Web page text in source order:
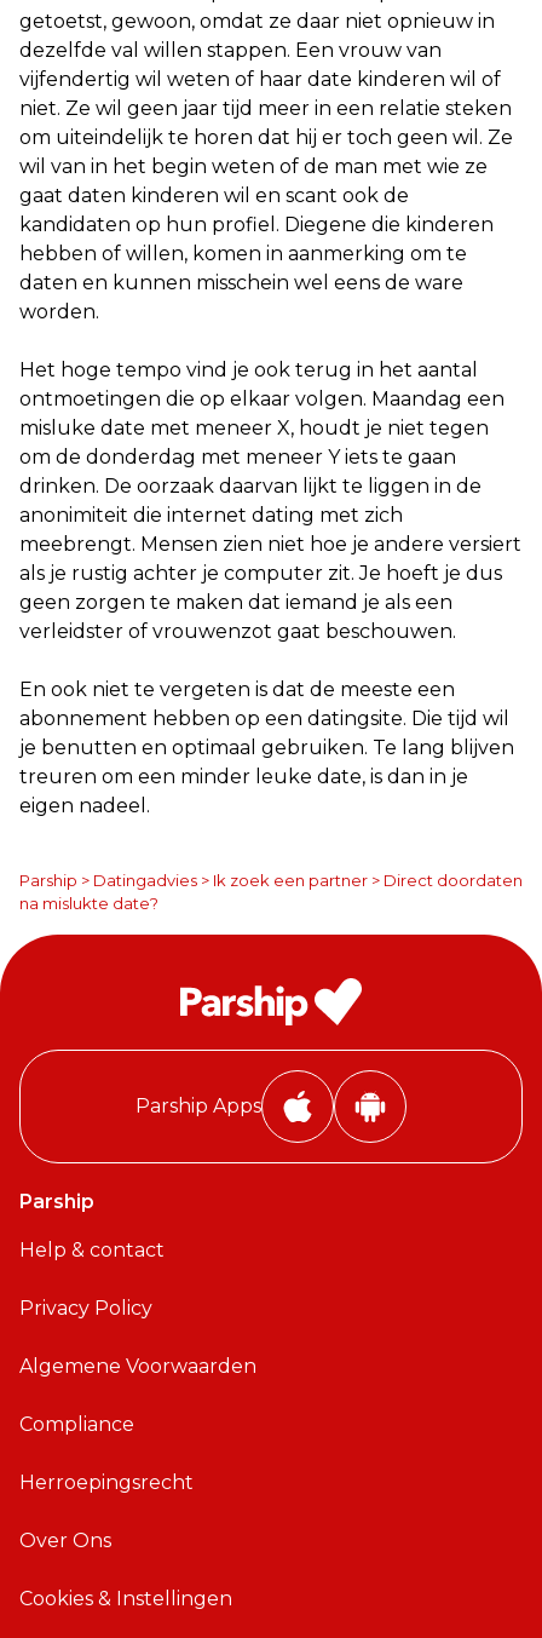
getoetst, gewoon, omdat ze daar niet opnieuw in
dezelfde val willen stappen. Een vrouw van
vijfendertig wil weten of haar date kinderen wil of
niet. Ze wil geen jaar tijd meer in een relatie steken
om uiteindelijk te horen dat hij er toch geen wil. Ze
wil van in het begin weten of de man met wie ze
gaat daten kinderen wil en scant ook de
kandidaten op hun profiel. Diegene die kinderen
hebben of willen, komen in aanmerking om te
daten en kunnen misschein wel eens de ware
worden.
Het hoge tempo vind je ook terug in het aantal
ontmoetingen die op elkaar volgen. Maandag een
misluke date met meneer X, houdt je niet tegen
om de donderdag met meneer Y iets te gaan
drinken. De oorzaak daarvan lijkt te liggen in de
anonimiteit die internet dating met zich
meebrengt. Mensen zien niet hoe je andere versiert
als je rustig achter je computer zit. Je hoeft je dus
geen zorgen te maken dat iemand je als een
verleidster of vrouwenzot gaat beschouwen.
En ook niet te vergeten is dat de meeste een
abonnement hebben op een datingsite. Die tijd wil
je benutten en optimaal gebruiken. Te lang blijven
treuren om een minder leuke date, is dan in je
eigen nadeel.
Parship > Datingadvies > Ik zoek een partner > Direct doordaten
na mislukte date?
Parship Apps
i
P
A
n
Parship
Help & contact
Privacy Policy
Algemene Voorwaarden
Compliance
Herroepingsrecht
Over Ons
Cookies & Instellingen